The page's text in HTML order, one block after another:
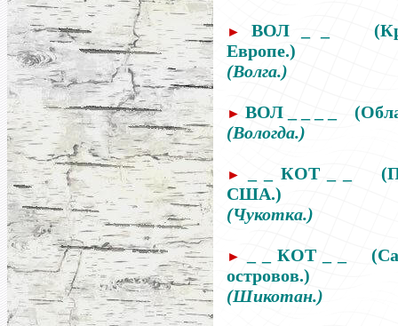
► ВОЛ _ _
Европе.)
(Волга.)
► ВОЛ _ _ _ _
(Вологда.)
► _ _ КОТ _ _
США.)
(Чукотка.)
► _ _ КОТ _ _
островов.)
(Шикотан.)